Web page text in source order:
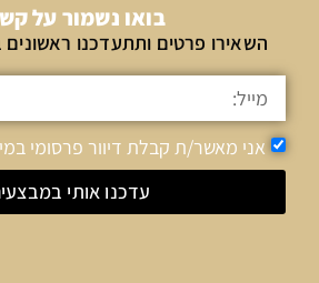
בואו נשמור על
השאירו פרטים ותתעדכנו
אני מאשר/ת קבלת דיוור פרסומי
עדכנו אותי